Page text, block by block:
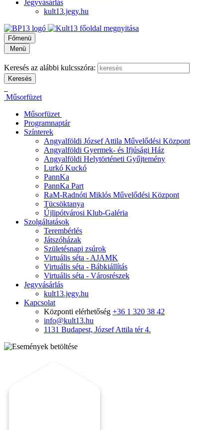
Jegyvásárlás
kult13.jegy.hu
Főmenü
Menü
Keresés az alábbi kulcsszóra:
Műsorfüzet
Műsorfüzet
Programnaptár
Színterek
Angyalföldi József Attila Művelődési Központ
Angyalföldi Gyermek- és Ifjúsági Ház
Angyalföldi Helytörténeti Gyűjtemény
Lurkó Kuckó
PannKa
PannKa Part
RaM-Radnóti Miklós Művelődési Központ
Tücsöktanya
Újlipótvárosi Klub-Galéria
Szolgáltatások
Terembérlés
Játszóházak
Születésnapi zsúrok
Virtuális séta - AJAMK
Virtuális séta - Bábkiállítás
Virtuális séta - Városrészek
Jegyvásárlás
kult13.jegy.hu
Kapcsolat
Központi elérhetőség +36 1 320 38 42
info@kult13.hu
1131 Budapest, József Attila tér 4.